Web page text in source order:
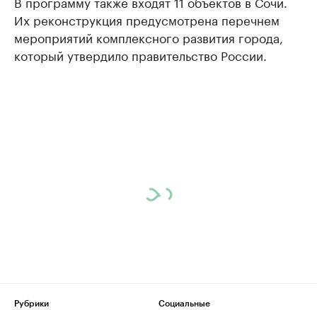
Их реконструкция предусмотрена перечнем
мероприятий комплексного развития города,
который утвердило правительство России.
Рубрики
Социальные